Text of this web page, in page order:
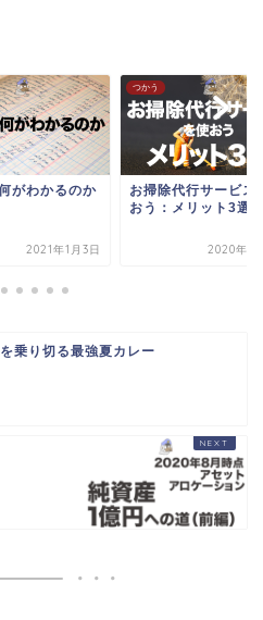
サービスを使
2020年11月8日
つかう
アートとテクノロジ
生む新しいサービス
2021年2
乗り切る最強夏カレー